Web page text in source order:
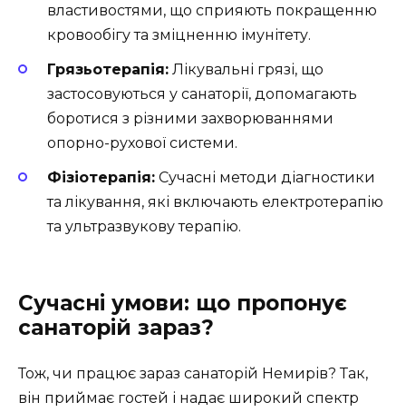
властивостями, що сприяють покращенню
кровообігу та зміцненню імунітету.
Грязьотерапія: Лікувальні грязі, що
застосовуються у санаторії, допомагають
боротися з різними захворюваннями
опорно-рухової системи.
Фізіотерапія: Сучасні методи діагностики
та лікування, які включають електротерапію
та ультразвукову терапію.
Сучасні умови: що пропонує
санаторій зараз?
Тож, чи працює зараз санаторій Немирів? Так,
він приймає гостей і надає широкий спектр